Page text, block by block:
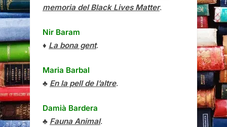
memoria del Black Lives Matter.
Nir Baram
♦ La bona gent.
Maria Barbal
♣ En la pell de l’altre.
Damià Bardera
♣ Fauna Animal.